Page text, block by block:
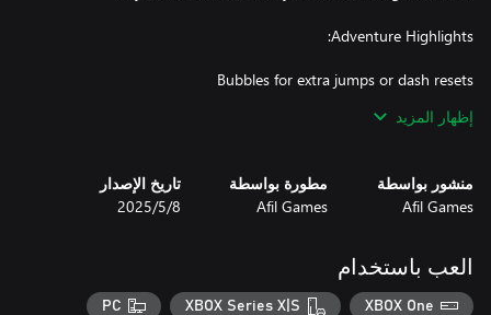
If you love games that balance challenge and fun, you'll fall for
Grab each balloon. Overcome every obstacle. Prove that even a
penguin can soar beyond the clouds!
إظهار المزيد
منشور بواسطة
Afil Games
مطورة بواسطة
Afil Games
تاريخ الإصدار
8‏/5‏/2025
العب باستخدام
XBOX One
XBOX Series X|S
PC